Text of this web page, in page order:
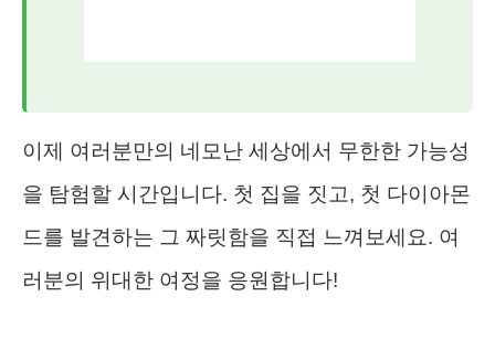
이제 여러분만의 네모난 세상에서 무한한 가능성
을 탐험할 시간입니다. 첫 집을 짓고, 첫 다이아몬
드를 발견하는 그 짜릿함을 직접 느껴보세요. 여
러분의 위대한 여정을 응원합니다!